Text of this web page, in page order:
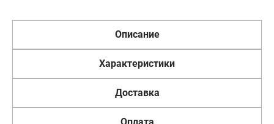
Описание
Характеристики
Доставка